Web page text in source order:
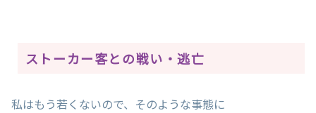
ストーカー客との戦い・逃亡
私はもう若くないので、そのような事態に